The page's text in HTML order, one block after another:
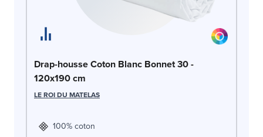
Drap-housse Coton Blanc Bonnet 30 -
120x190 cm
LE ROI DU MATELAS
100% coton